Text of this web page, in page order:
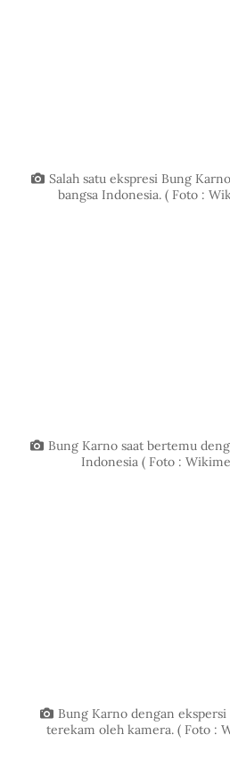
Salah satu ekspresi Bung
bangsa Indonesia. ( Foto :
Bung Karno saat bertemu
Indonesia ( Foto :
Bung Karno dengan
terekam oleh kamera. ( Foto :